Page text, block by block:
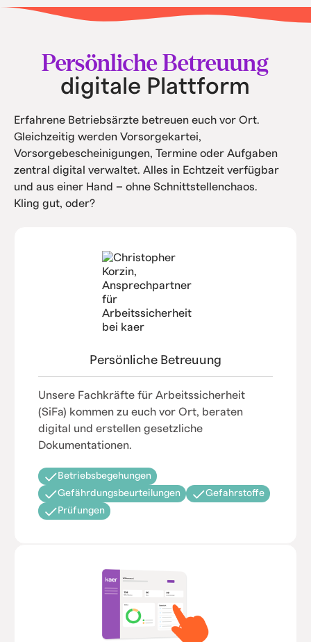
• Keine teuren Softwarekosten.
und Service.
Persönliche Betreuung
digitale Plattform
Erfahrene Betriebsärzte betreuen euch vor Ort.
Gleichzeitig werden Vorsorgekartei,
Vorsorgebescheinigungen, Termine oder Aufgaben
zentral digital verwaltet. Alles in Echtzeit verfügbar
und aus einer Hand – ohne Schnittstellenchaos.
Kling gut, oder?
Persönliche Betreuung
Unsere Fachkräfte für Arbeitssicherheit
(SiFa) kommen zu euch vor Ort, beraten
digital und erstellen gesetzliche
Dokumentationen.
Betriebsbegehungen
Gefährdungsbeurteilungen
Gefahrstoffe
Prüfungen